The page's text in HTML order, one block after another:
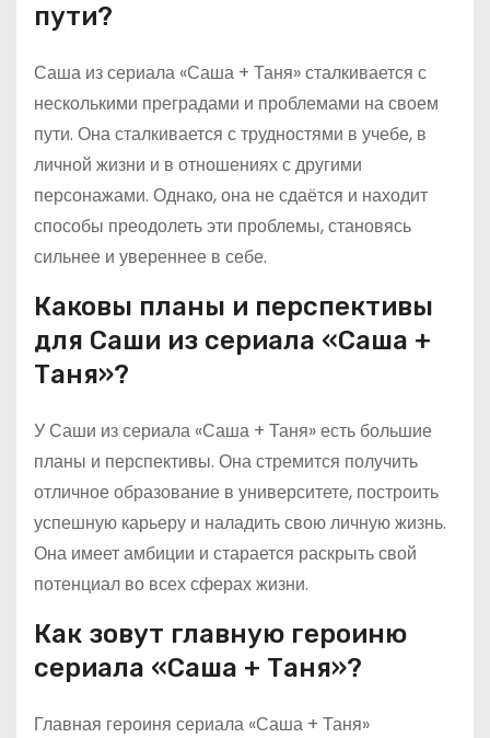
пути?
Саша из сериала «Саша + Таня» сталкивается с
несколькими преградами и проблемами на своем
пути. Она сталкивается с трудностями в учебе, в
личной жизни и в отношениях с другими
персонажами. Однако, она не сдаётся и находит
способы преодолеть эти проблемы, становясь
сильнее и увереннее в себе.
Каковы планы и перспективы
для Саши из сериала «Саша +
Таня»?
У Саши из сериала «Саша + Таня» есть большие
планы и перспективы. Она стремится получить
отличное образование в университете, построить
успешную карьеру и наладить свою личную жизнь.
Она имеет амбиции и старается раскрыть свой
потенциал во всех сферах жизни.
Как зовут главную героиню
сериала «Саша + Таня»?
Главная героиня сериала «Саша + Таня»